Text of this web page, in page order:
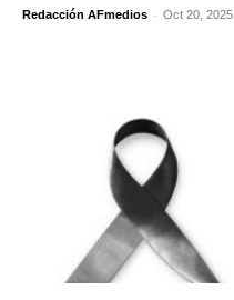
Redacción AFmedios - Oct 20, 2025